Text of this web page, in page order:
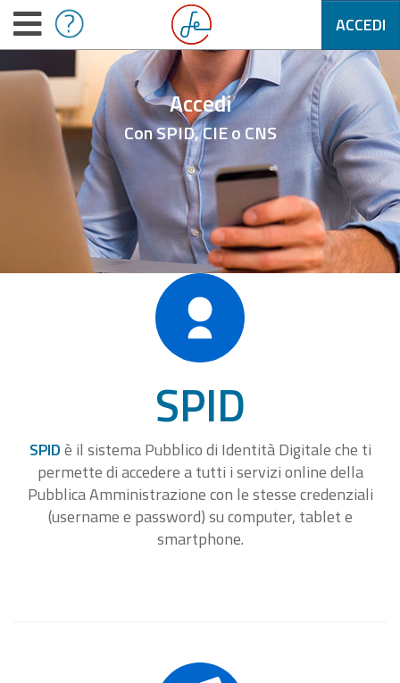
ACCEDI
Accedi
Con SPID, CIE o CNS
SPID
SPIDè il sistema Pubblico di Identità Digitale che ti
permette di accedere a tutti i servizi online della
Pubblica Amministrazione con le stesse credenziali
(username e password) su computer, tablet e
smartphone.